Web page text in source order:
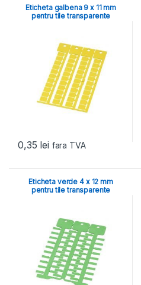
Eticheta galbena 9 x 11 mm
pentru tile transparente
0,35 lei fara TVA
Eticheta verde 4 x 12 mm
pentru tile transparente